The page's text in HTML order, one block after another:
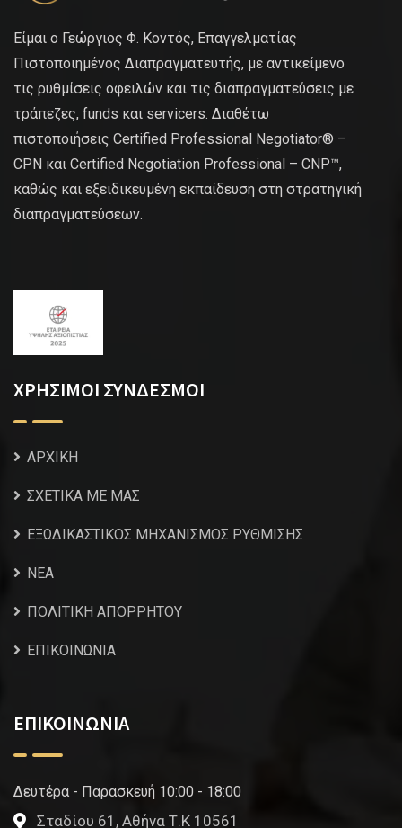
Είμαι ο Γεώργιος Φ. Κοντός, Επαγγελματίας
Πιστοποιημένος Διαπραγματευτής, με αντικείμενο
τις ρυθμίσεις οφειλών και τις διαπραγματεύσεις με
τράπεζες, funds και servicers. Διαθέτω
πιστοποιήσεις Certified Professional Negotiator® –
CPN και Certified Negotiation Professional – CNP™,
καθώς και εξειδικευμένη εκπαίδευση στη στρατηγική
διαπραγματεύσεων.
ΧΡΗΣΙΜΟΙ ΣΥΝΔΕΣΜΟΙ
ΑΡΧΙΚΗ
ΣΧΕΤΙΚΑ ΜΕ ΜΑΣ
ΕΞΩΔΙΚΑΣΤΙΚΟΣ ΜΗΧΑΝΙΣΜΟΣ ΡΥΘΜΙΣΗΣ
NEA
ΠΟΛΙΤΙΚΗ ΑΠΟΡΡΗΤΟΥ
ΕΠΙΚΟΙΝΩΝΙΑ
ΕΠΙΚΟΙΝΩΝΙΑ
Δευτέρα - Παρασκευή 10:00 - 18:00
Σταδίου 61, Αθήνα Τ.Κ 10561